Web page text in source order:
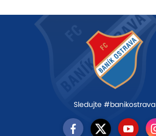
Sledujte #banikostrava